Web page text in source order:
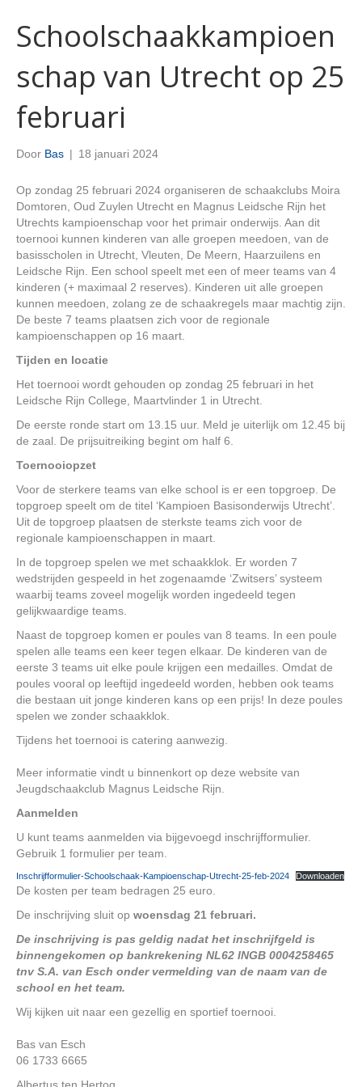
Schoolschaakkampioen
schap van Utrecht op 25
februari
Door Bas | 18 januari 2024
Op zondag 25 februari 2024 organiseren de schaakclubs Moira
Domtoren, Oud Zuylen Utrecht en Magnus Leidsche Rijn het
Utrechts kampioenschap voor het primair onderwijs. Aan dit
toernooi kunnen kinderen van alle groepen meedoen, van de
basisscholen in Utrecht, Vleuten, De Meern, Haarzuilens en
Leidsche Rijn. Een school speelt met een of meer teams van 4
kinderen (+ maximaal 2 reserves). Kinderen uit alle groepen
kunnen meedoen, zolang ze de schaakregels maar machtig zijn.
De beste 7 teams plaatsen zich voor de regionale
kampioenschappen op 16 maart.
Tijden en locatie
Het toernooi wordt gehouden op zondag 25 februari in het
Leidsche Rijn College, Maartvlinder 1 in Utrecht.
De eerste ronde start om 13.15 uur. Meld je uiterlijk om 12.45 bij
de zaal. De prijsuitreiking begint om half 6.
Toernooiopzet
Voor de sterkere teams van elke school is er een topgroep. De
topgroep speelt om de titel ‘Kampioen Basisonderwijs Utrecht’.
Uit de topgroep plaatsen de sterkste teams zich voor de
regionale kampioenschappen in maart.
In de topgroep spelen we met schaakklok. Er worden 7
wedstrijden gespeeld in het zogenaamde ‘Zwitsers’ systeem
waarbij teams zoveel mogelijk worden ingedeeld tegen
gelijkwaardige teams.
Naast de topgroep komen er poules van 8 teams. In een poule
spelen alle teams een keer tegen elkaar. De kinderen van de
eerste 3 teams uit elke poule krijgen een medailles. Omdat de
poules vooral op leeftijd ingedeeld worden, hebben ook teams
die bestaan uit jonge kinderen kans op een prijs! In deze poules
spelen we zonder schaakklok.
Tijdens het toernooi is catering aanwezig.
Meer informatie vindt u binnenkort op deze website van
Jeugdschaakclub Magnus Leidsche Rijn.
Aanmelden
U kunt teams aanmelden via bijgevoegd inschrijfformulier.
Gebruik 1 formulier per team.
Inschrijfformulier-Schoolschaak-Kampioenschap-Utrecht-25-feb-2024 Downloaden
De kosten per team bedragen 25 euro.
De inschrijving sluit op woensdag 21 februari.
De inschrijving is pas geldig nadat het inschrijfgeld is
binnengekomen op bankrekening NL62 INGB 0004258465
tnv S.A. van Esch onder vermelding van de naam van de
school en het team.
Wij kijken uit naar een gezellig en sportief toernooi.
Bas van Esch
06 1733 6665